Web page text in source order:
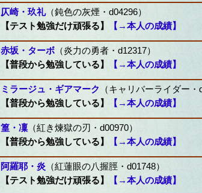
仄崎・玖礼（鈍色の灰煙・d04296）
【テスト勉強だけ頑張る】
【→本人の成績】
赤坂・ターボ （炎力の勇者・d12317）
【普段から勉強している】
【→本人の成績】
ミラージュ・ギアマーク
（キャリバーライダー・
【普段から勉強している】
【→本人の成績】
篁・凜 （紅き煉獄の刃・d00970）
【普段から勉強している】
【→本人の成績】
阿羅耶・炎 （紅蓮眼の八握脛・d01748）
【テスト勉強だけ頑張る】
【→本人の成績】